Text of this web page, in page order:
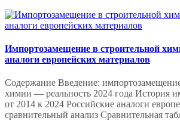
Импортозамещение в строительной
аналоги европейских материалов
Содержание Введение:
химии — реальность 2024 года История
от 2014 к 2024 Российские аналоги
сравнительный анализ Сравнительная